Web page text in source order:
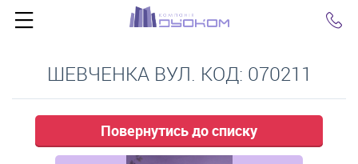
ШЕВЧЕНКА ВУЛ. КОД: 070211
Повернутись до списку